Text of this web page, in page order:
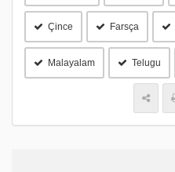
Çince Farsça
Malayalam Telugu